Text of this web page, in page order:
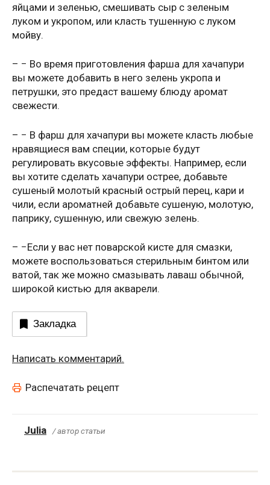
яйцами и зеленью, смешивать сыр с зеленым
луком и укропом, или класть тушенную с луком
мойву.
– − Во время приготовления фарша для хачапури
вы можете добавить в него зелень укропа и
петрушки, это предаст вашему блюду аромат
свежести.
– − В фарш для хачапури вы можете класть любые
нравящиеся вам специи, которые будут
регулировать вкусовые эффекты. Например, если
вы хотите сделать хачапури острее, добавьте
сушеный молотый красный острый перец, кари и
чили, если ароматней добавьте сушеную, молотую,
паприку, сушенную, или свежую зелень.
– −Если у вас нет поварской кисте для смазки,
можете воспользоваться стерильным бинтом или
ватой, так же можно смазывать лаваш обычной,
широкой кистью для акварели.
Закладка
Написать комментарий.
Распечатать рецепт
Julia / автор статьи